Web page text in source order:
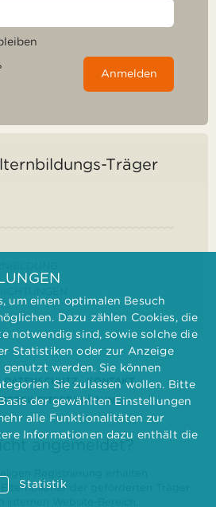
Anmelden
Träger
DATENSCHUTZ
KONTAKT
angemeldet?
der geförderten Träger
um einen optimalen Besuch
Dazu zählen Cookies, die
notwendig sind, sowie solche die
Statistiken oder zur Anzeige
werden. Sie können
Sie zulassen wollen. Bitte
der gewählten Einstellungen
alle Funktionalitäten zur
Informationen dazu enthält die
Statistik